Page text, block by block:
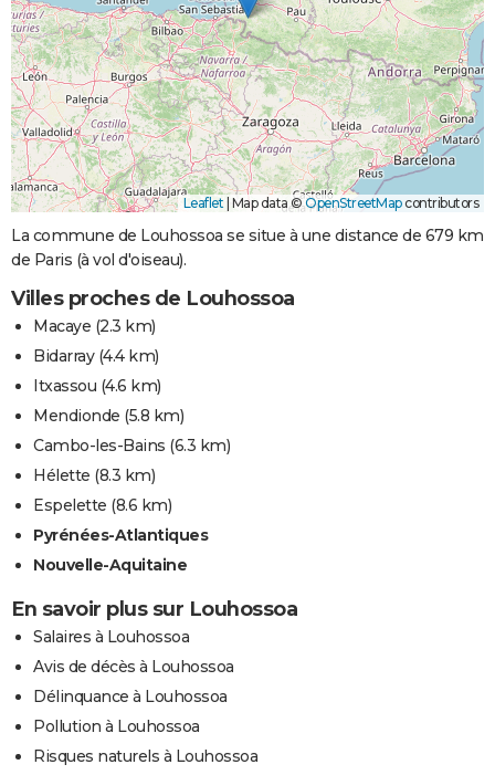
Leaflet Map data ©OpenStreetMapcontributors
La commune de Louhossoa se situe à une distance de 679 km
de Paris (à vol d'oiseau).
Villes proches de Louhossoa
Macaye (2.3 km)
Bidarray(4.4 km)
Itxassou (4.6 km)
Mendionde (5.8 km)
Cambo-les-Bains (6.3 km)
Hélette (8.3 km)
Espelette (8.6 km)
Pyrénées-Atlantiques
Nouvelle-Aquitaine
En savoir plus sur Louhossoa
Salaires à Louhossoa
Avis de décès à Louhossoa
Délinquance à Louhossoa
Pollution à Louhossoa
Risques naturels à Louhossoa